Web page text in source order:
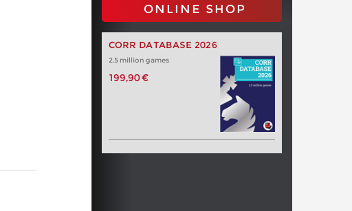
ONLINE SHOP
CORR DATABASE 2026
2.5 million games
199,90 €